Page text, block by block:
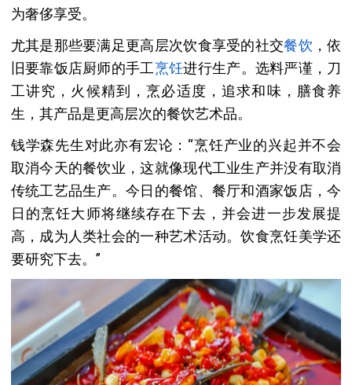
为奢侈享受。
尤其是那些要满足更高层次饮食享受的社交餐饮 ，依
旧要靠饭店厨师的手工烹饪进行生产。选料严谨，刀
工讲究，火候精到，烹必适度，追求和味，膳食养
生，其产品是更高层次的餐饮艺术品。
钱学森先生对此亦有宏论：“烹饪产业的兴起并不会
取消今天的餐饮业，这就像现代工业生产并没有取消
传统工艺品生产。今日的餐馆、餐厅和酒家饭店，今
日的烹饪大师将继续存在下去，并会进一步发展提
高，成为人类社会的一种艺术活动。饮食烹饪美学还
要研究下去。”